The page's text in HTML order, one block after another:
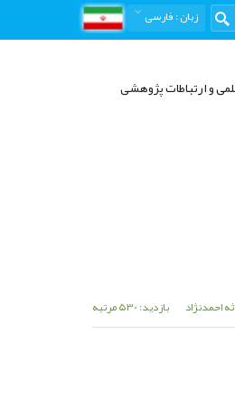
زبان: فارسی
و ارتباطات پژوهشی
احمدنژاد بازدید: 530 مرتبه